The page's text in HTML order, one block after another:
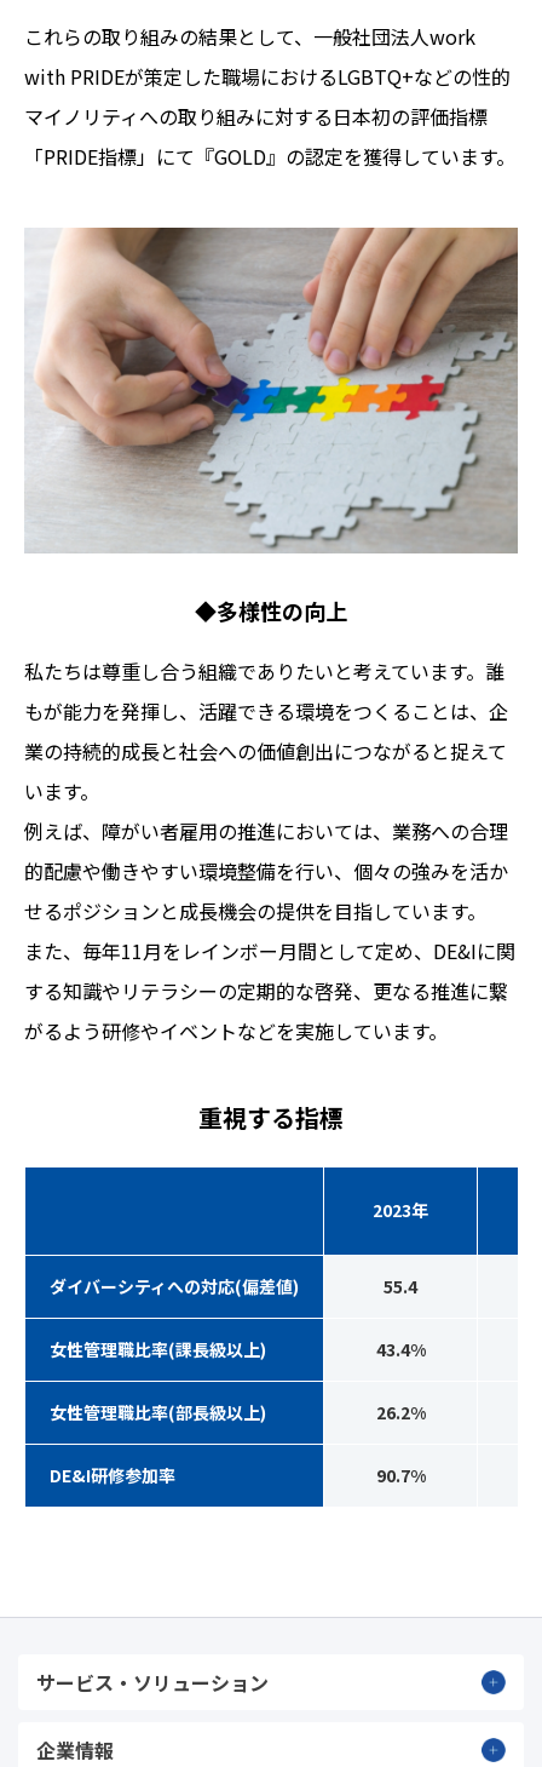
これらの取り組みの結果として、一般社団法人work
with PRIDEが策定した職場におけるLGBTQ+などの性的
マイノリティへの取り組みに対する日本初の評価指標
「PRIDE指標」にて『GOLD』の認定を獲得しています。
◆多様性の向上
私たちは尊重し合う組織でありたいと考えています。誰
もが能力を発揮し、活躍できる環境をつくることは、企
業の持続的成長と社会への価値創出につながると捉えて
います。
例えば、障がい者雇用の推進においては、業務への合理
的配慮や働きやすい環境整備を行い、個々の強みを活か
せるポジションと成長機会の提供を目指しています。
また、毎年11月をレインボー月間として定め、DE&Iに関
する知識やリテラシーの定期的な啓発、更なる推進に繋
がるよう研修やイベントなどを実施しています。
重視する指標
2023年
ダイバーシティへの対応(偏差値) 55.4
女性管理職比率(課長級以上) 43.4%
女性管理職比率(部長級以上) 26.2%
DE&I研修参加率 90.7%
サービス・ソリューション
企業情報